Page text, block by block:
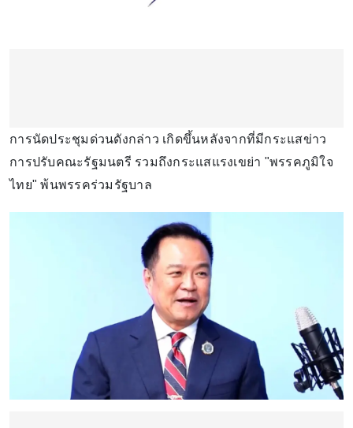
การนัดประชุมด่วนดังกล่าว เกิดขึ้นหลังจากที่มีกระแสข่าว
การปรับคณะรัฐมนตรี​ รวมถึงกระแสแรงเขย่า "พรรคภูมิใจ​
ไทย​" พ้นพรรคร่วมรัฐบาล